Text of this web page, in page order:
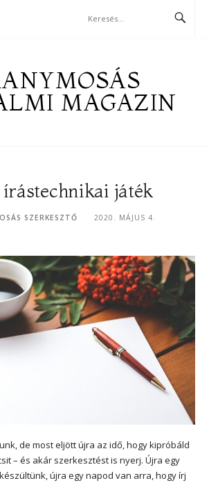
MAGAZIN
írástechnikai játék
SZERKESZTŐ
2020. MÁJUS 4.
de most eljött újra az idő, hogy kipróbáld
– és akár szerkesztést is nyerj. Újra egy
újra egy napod van arra, hogy írj